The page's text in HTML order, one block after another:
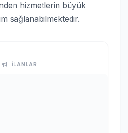
hizmetlerin büyük
sağlanabilmektedir.
İLANLAR